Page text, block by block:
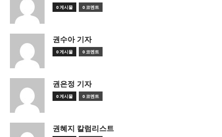
0 게시물 0 코멘트
권수아 기자
0 게시물 0 코멘트
권은정 기자
0 게시물 0 코멘트
권혜지 칼럼리스트